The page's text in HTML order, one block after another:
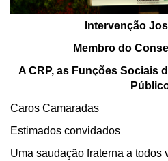
Intervenção
Membro do
A CRP, as Funções Sociais
Caros Camaradas
Estimados convidados
Uma saudação fraterna a todos